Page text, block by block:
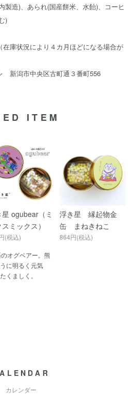
製造)、あられ(国産餅米、水飴)、コーヒ
)
在庫状況により４カ月ほどになる場合が
新潟市中央区古町通３番町556
ITEM
星 ogubear（ミ
ミックス）
(税込)
オグベアー。熊
に明るく元気
くましく。
浮き星 縁起物金
缶 まねきねこ
864円(税込)
カレンダー